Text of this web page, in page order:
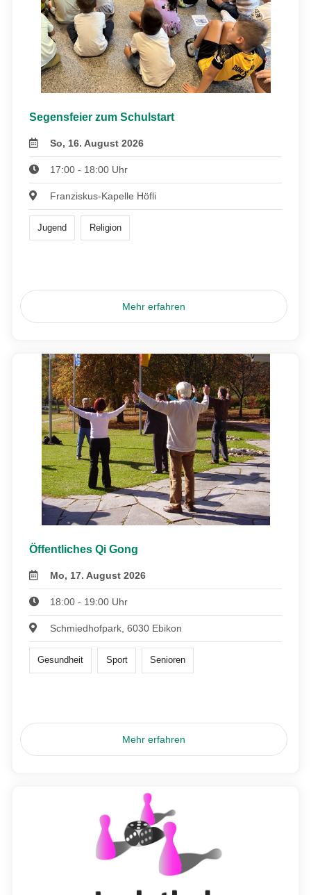
Segensfeier zum Schulstart
So, 16. August 2026
17:00 - 18:00 Uhr
Franziskus-Kapelle Höfli
Jugend Religion
Mehr erfahren
Öffentliches Qi Gong
Mo, 17. August 2026
18:00 - 19:00 Uhr
Schmiedhofpark, 6030 Ebikon
Gesundheit Sport Senioren
Mehr erfahren